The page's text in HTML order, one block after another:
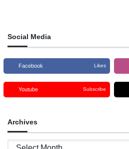
Social Media
Facebook Likes
Youtube Subscribe
Archives
Archives